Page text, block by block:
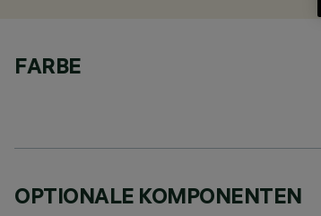
FARBE
OPTIONALE KOMPONENTEN